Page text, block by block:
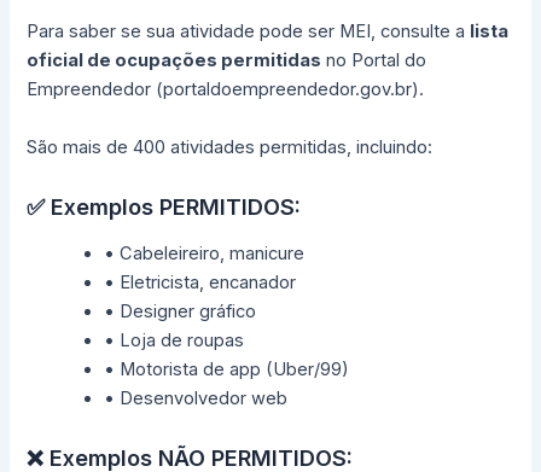
Para saber se sua atividade pode ser MEI, consulte a lista
oficial de ocupações permitidas no Portal do
Empreendedor (portaldoempreendedor.gov.br).
São mais de 400 atividades permitidas, incluindo:
✅ Exemplos PERMITIDOS:
• Cabeleireiro, manicure
• Eletricista, encanador
• Designer gráfico
• Loja de roupas
• Motorista de app (Uber/99)
• Desenvolvedor web
❌ Exemplos NÃO PERMITIDOS: